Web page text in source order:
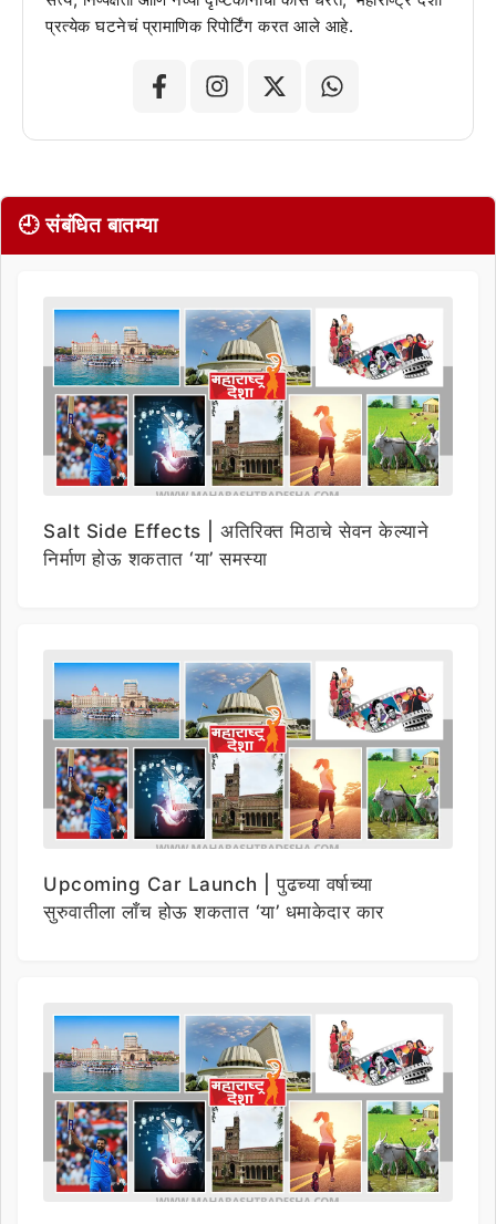
प्रत्येक घटनेचं प्रामाणिक रिपोर्टिंग करत आले आहे.
🕘 संबंधित बातम्या
Salt Side Effects | अतिरिक्त मिठाचे सेवन केल्याने
निर्माण होऊ शकतात ‘या’ समस्या
Upcoming Car Launch | पुढच्या वर्षाच्या
सुरुवातीला लाँच होऊ शकतात ‘या’ धमाकेदार कार